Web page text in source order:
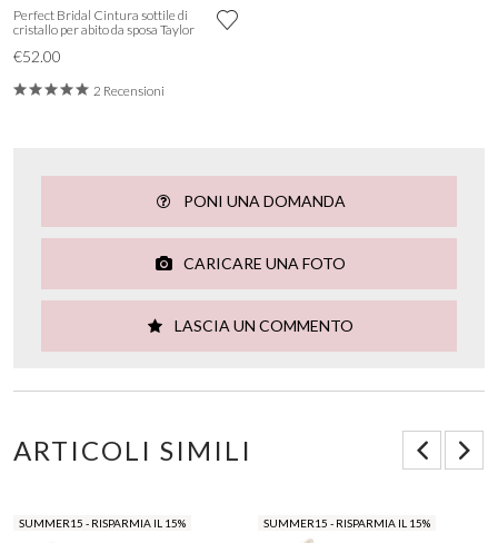
Perfect Bridal Cintura sottile di
cristallo per abito da sposa Taylor
€52.00
2 Recensioni
PONI UNA DOMANDA
CARICARE UNA FOTO
LASCIA UN COMMENTO
ARTICOLI SIMILI
SUMMER15 - RISPARMIA IL 15% SUMMER15 - RISPARMIA IL 15%